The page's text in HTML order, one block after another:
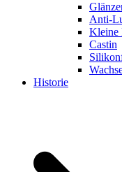
Anti-
Kleine
Castin
Historie